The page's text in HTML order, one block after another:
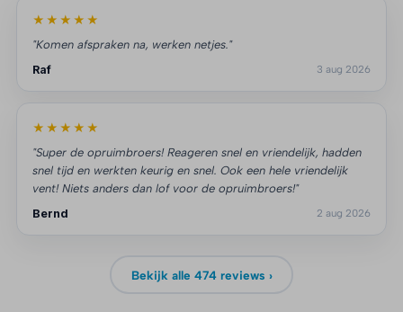
★★★★★
"Komen afspraken na, werken netjes."
Raf
3 aug 2026
★★★★★
"Super de opruimbroers! Reageren snel en vriendelijk, hadden
snel tijd en werkten keurig en snel. Ook een hele vriendelijk
vent! Niets anders dan lof voor de opruimbroers!"
Bernd
2 aug 2026
Bekijk alle 474 reviews ›